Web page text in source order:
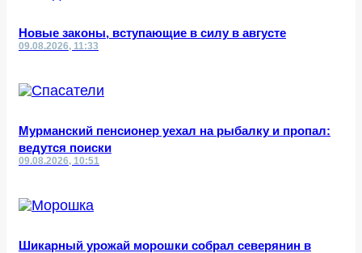
Новые законы, вступающие в силу в августе
09.08.2026, 11:33
Мурманский пенсионер уехал на рыбалку и пропал:
ведутся поиски
09.08.2026, 10:51
Шикарный урожай морошки собрал северянин в